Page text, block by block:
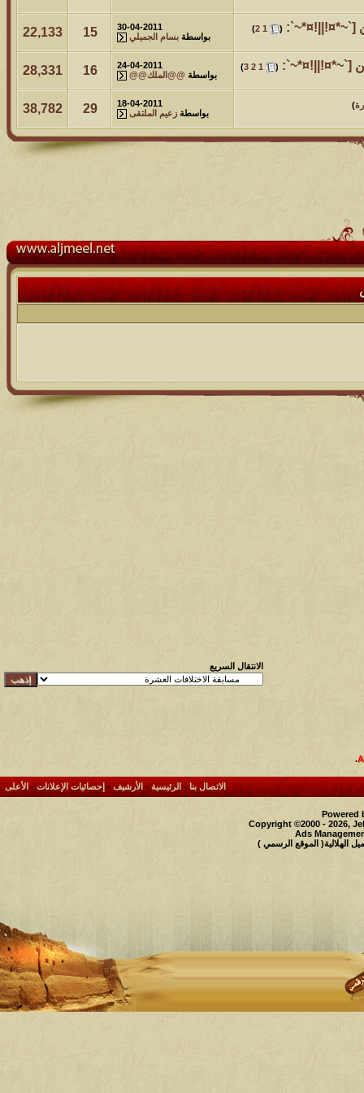
[`~*¤!||!¤*~`:
(
1
2
)
30-04-2011
بواسطة بسام الجميلي 15
22,133
[`~*¤!||!¤*~`:
(
1
2
3
)
24-04-2011
بواسطة @@الملك@@ 16
28,331
)
18-04-2011
بواسطة زعيم الملتقى 29
38,782
الانتقال السريع
.
الاتصال بنا- الرئيسية-الأرشيف- إحصائيات الإعلانات- الأعلى
Powered
Copyright ©2000 - 2026,
Ads
الهلالية( الموقع الرسمي )